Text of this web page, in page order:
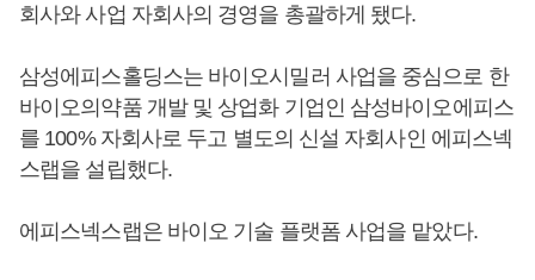
회사와 사업 자회사의 경영을 총괄하게 됐다.
삼성에피스홀딩스는 바이오시밀러 사업을 중심으로 한
바이오의약품 개발 및 상업화 기업인 삼성바이오에피스
를 100% 자회사로 두고 별도의 신설 자회사인 에피스넥
스랩을 설립했다.
에피스넥스랩은 바이오 기술 플랫폼 사업을 맡았다.